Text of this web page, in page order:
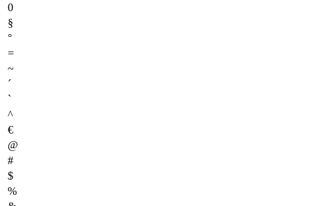
0
§
°
=
~
´
`
^
€
@
#
$
%